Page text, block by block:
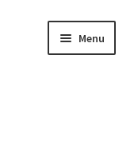
Menu